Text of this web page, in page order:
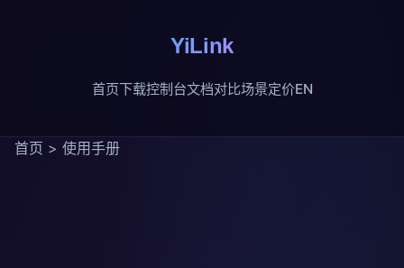
YiLink
首页下载控制台文档对比场景定价EN
首页 > 使用手册